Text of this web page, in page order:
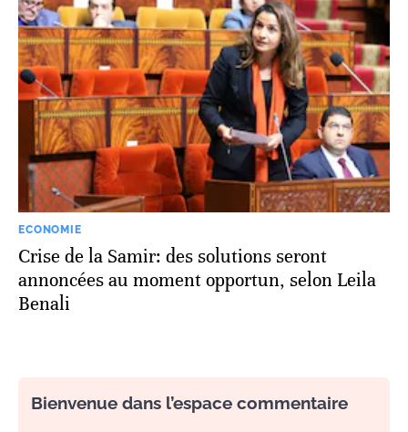
ECONOMIE
Crise de la Samir: des solutions seront
annoncées au moment opportun, selon Leila
Benali
Bienvenue dans l’espace commentaire